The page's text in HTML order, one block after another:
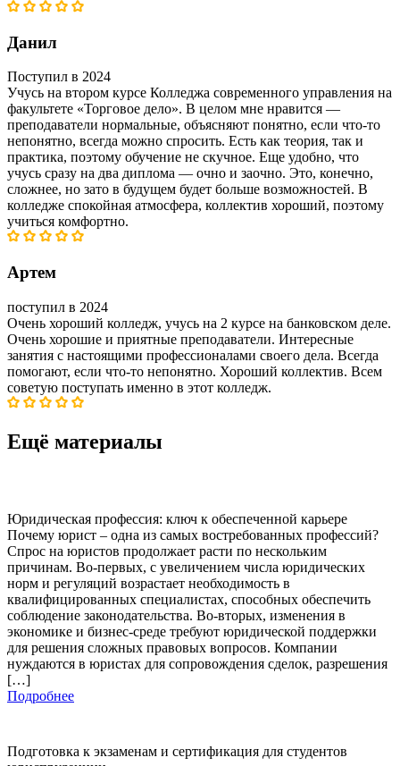
Данил
Поступил в 2024
Учусь на втором курсе Колледжа современного управления на
факультете «Торговое дело». В целом мне нравится —
преподаватели нормальные, объясняют понятно, если что-то
непонятно, всегда можно спросить. Есть как теория, так и
практика, поэтому обучение не скучное. Еще удобно, что
учусь сразу на два диплома — очно и заочно. Это, конечно,
сложнее, но зато в будущем будет больше возможностей. В
колледже спокойная атмосфера, коллектив хороший, поэтому
учиться комфортно.
Артем
поступил в 2024
Очень хороший колледж, учусь на 2 курсе на банковском деле.
Очень хорошие и приятные преподаватели. Интересные
занятия с настоящими профессионалами своего дела. Всегда
помогают, если что-то непонятно. Хороший коллектив. Всем
советую поступать именно в этот колледж.
Ещё материалы
Юридическая профессия: ключ к обеспеченной карьере
Почему юрист – одна из самых востребованных профессий?
Спрос на юристов продолжает расти по нескольким
причинам. Во-первых, с увеличением числа юридических
норм и регуляций возрастает необходимость в
квалифицированных специалистах, способных обеспечить
соблюдение законодательства. Во-вторых, изменения в
экономике и бизнес-среде требуют юридической поддержки
для решения сложных правовых вопросов. Компании
нуждаются в юристах для сопровождения сделок, разрешения
[…]
Подробнее
Подготовка к экзаменам и сертификация для студентов